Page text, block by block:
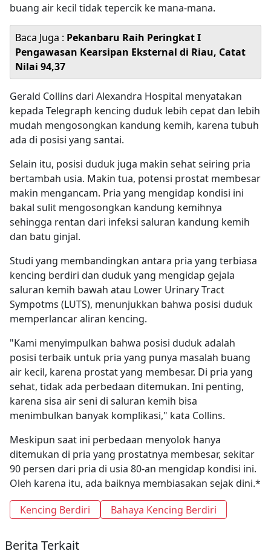
buang air kecil tidak tepercik ke mana-mana.
Baca Juga : Pekanbaru Raih Peringkat I
Pengawasan Kearsipan Eksternal di Riau, Catat
Nilai 94,37
Gerald Collins dari Alexandra Hospital menyatakan
kepada Telegraph kencing duduk lebih cepat dan lebih
mudah mengosongkan kandung kemih, karena tubuh
ada di posisi yang santai.
Selain itu, posisi duduk juga makin sehat seiring pria
bertambah usia. Makin tua, potensi prostat membesar
makin mengancam. Pria yang mengidap kondisi ini
bakal sulit mengosongkan kandung kemihnya
sehingga rentan dari infeksi saluran kandung kemih
dan batu ginjal.
Studi yang membandingkan antara pria yang terbiasa
kencing berdiri dan duduk yang mengidap gejala
saluran kemih bawah atau Lower Urinary Tract
Sympotms (LUTS), menunjukkan bahwa posisi duduk
memperlancar aliran kencing.
"Kami menyimpulkan bahwa posisi duduk adalah
posisi terbaik untuk pria yang punya masalah buang
air kecil, karena prostat yang membesar. Di pria yang
sehat, tidak ada perbedaan ditemukan. Ini penting,
karena sisa air seni di saluran kemih bisa
menimbulkan banyak komplikasi," kata Collins.
Meskipun saat ini perbedaan menyolok hanya
ditemukan di pria yang prostatnya membesar, sekitar
90 persen dari pria di usia 80-an mengidap kondisi ini.
Oleh karena itu, ada baiknya membiasakan sejak dini.*
Kencing Berdiri
Bahaya Kencing Berdiri
Berita Terkait